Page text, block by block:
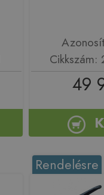
49
Rendelésre